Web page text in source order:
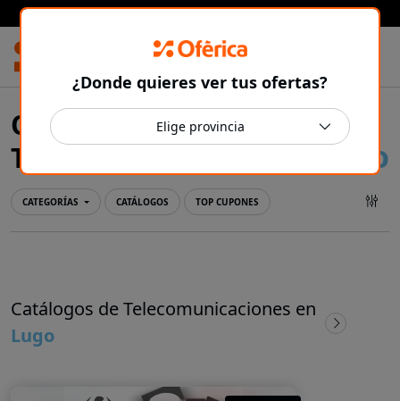
Prensa Ibérica
Ofertas y catálogos de
Telecomunicaciones en Lugo
CATEGORÍAS CATÁLOGOS TOP CUPONES
Catálogos de Telecomunicaciones en
Lugo
¿Donde quieres ver tus ofertas?